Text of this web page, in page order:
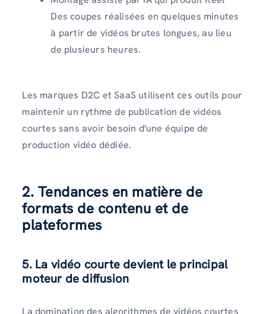
Des coupes réalisées en quelques minutes
à partir de vidéos brutes longues, au lieu
de plusieurs heures.
Les marques D2C et SaaS utilisent ces outils pour
maintenir un rythme de publication de vidéos
courtes sans avoir besoin d'une équipe de
production vidéo dédiée.
2. Tendances en matière de
formats de contenu et de
plateformes
5. La vidéo courte devient le principal
moteur de diffusion
La domination des algorithmes de vidéos courtes